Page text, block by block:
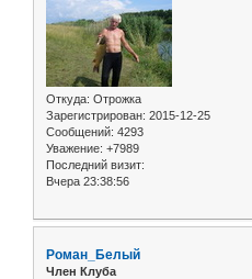
Откуда: Отрожка
Зарегистрирован: 2015-12-25
Сообщений: 4293
Уважение: +7989
Последний визит:
Вчера 23:38:56
Роман_Белый
Член Клуба